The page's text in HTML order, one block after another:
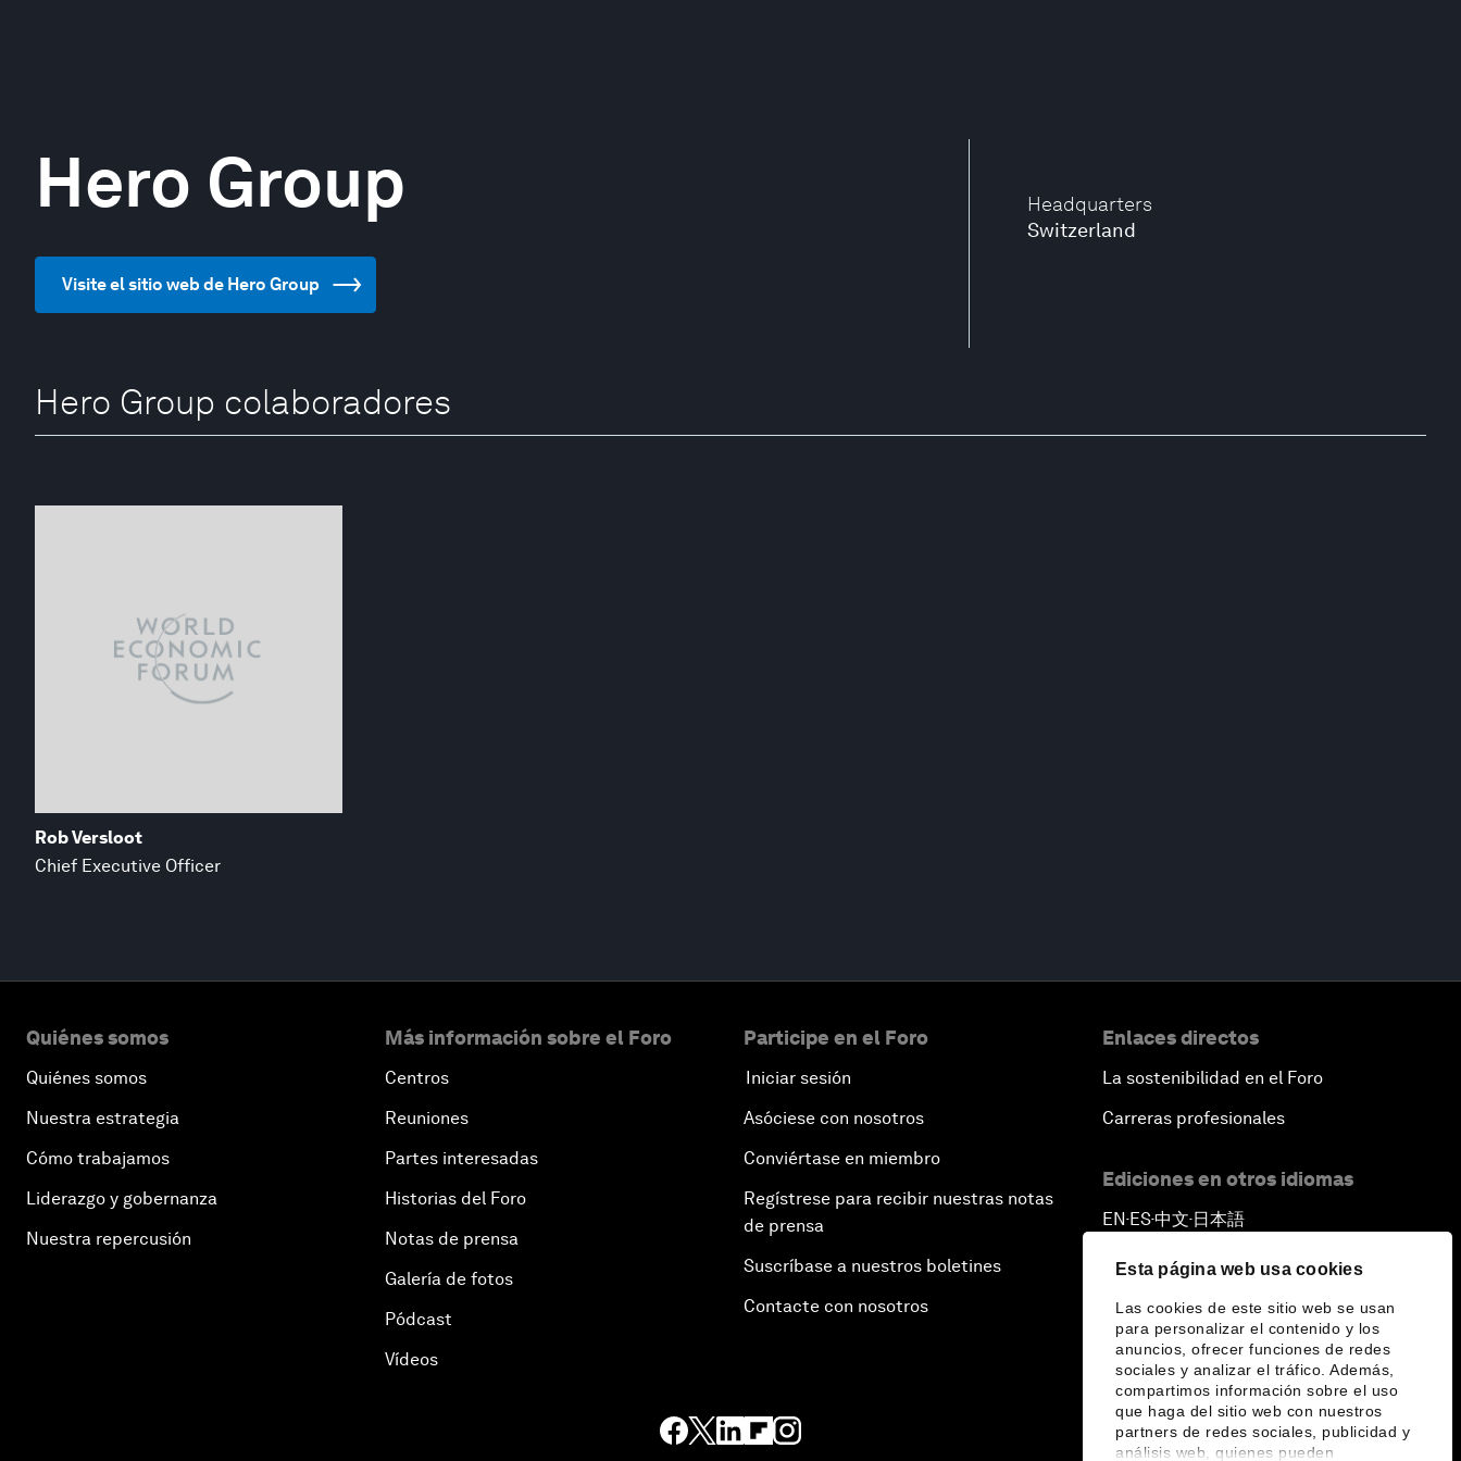
Esta página web usa cookies
Las cookies de este sitio web se usan
para personalizar el contenido y los
anuncios, ofrecer funciones de redes
sociales y analizar el tráfico. Además,
compartimos información sobre el uso
que haga del sitio web con nuestros
partners de redes sociales, publicidad y
análisis web, quienes pueden
Headquarters
Switzerland
Hero Group
Visite el sitio web de Hero Group
Hero Group colaboradores
Rob Versloot
Chief Executive Officer
Quiénes somos
Quiénes somos
Nuestra estrategia
Cómo trabajamos
Liderazgo y gobernanza
Nuestra repercusión
Más información sobre el Foro
Centros
Reuniones
Partes interesadas
Historias del Foro
Notas de prensa
Galería de fotos
Pódcast
Vídeos
Participe en el Foro
Iniciar sesión
Asóciese con nosotros
Conviértase en miembro
Regístrese para recibir nuestras notas
de prensa
Suscríbase a nuestros boletines
Contacte con nosotros
Enlaces directos
La sostenibilidad en el Foro
Carreras profesionales
Ediciones en otros idiomas
EN ▪ES▪中文▪ 日本語